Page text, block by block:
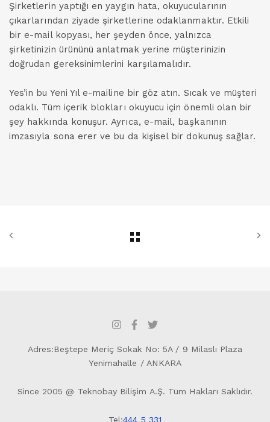
Şirketlerin yaptığı en yaygın hata, okuyucularının
çıkarlarından ziyade şirketlerine odaklanmaktır. Etkili
bir e-mail kopyası, her şeyden önce, yalnızca
şirketinizin ürününü anlatmak yerine müşterinizin
doğrudan gereksinimlerini karşılamalıdır.
Yes’in bu Yeni Yıl e-mailine bir göz atın. Sıcak ve müşteri
odaklı. Tüm içerik blokları okuyucu için önemli olan bir
şey hakkında konuşur. Ayrıca, e-mail, başkanının
imzasıyla sona erer ve bu da kişisel bir dokunuş sağlar.
Adres:Beştepe Meriç Sokak No: 5A / 9 Milaslı Plaza
Yenimahalle / ANKARA
Since 2005 @ Teknobay Bilişim A.Ş. Tüm Hakları Saklıdır.
Tel:444 5 331